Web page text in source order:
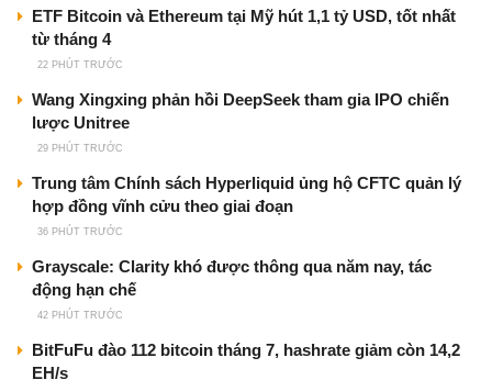
ETF Bitcoin và Ethereum tại Mỹ hút 1,1 tỷ USD, tốt nhất
từ tháng 4
22 PHÚT TRƯỚC
Wang Xingxing phản hồi DeepSeek tham gia IPO chiến
lược Unitree
29 PHÚT TRƯỚC
Trung tâm Chính sách Hyperliquid ủng hộ CFTC quản lý
hợp đồng vĩnh cửu theo giai đoạn
36 PHÚT TRƯỚC
Grayscale: Clarity khó được thông qua năm nay, tác
động hạn chế
42 PHÚT TRƯỚC
BitFuFu đào 112 bitcoin tháng 7, hashrate giảm còn 14,2
EH/s